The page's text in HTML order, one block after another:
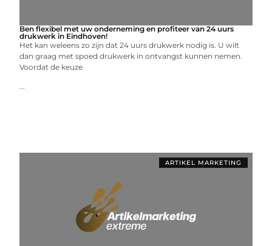
Ben flexibel met uw onderneming en profiteer van 24 uurs
drukwerk in Eindhoven!
Het kan weleens zo zijn dat 24 uurs drukwerk nodig is. U wilt
dan graag met spoed drukwerk in ontvangst kunnen nemen.
Voordat de keuze
...
ARTIKEL MARKETING